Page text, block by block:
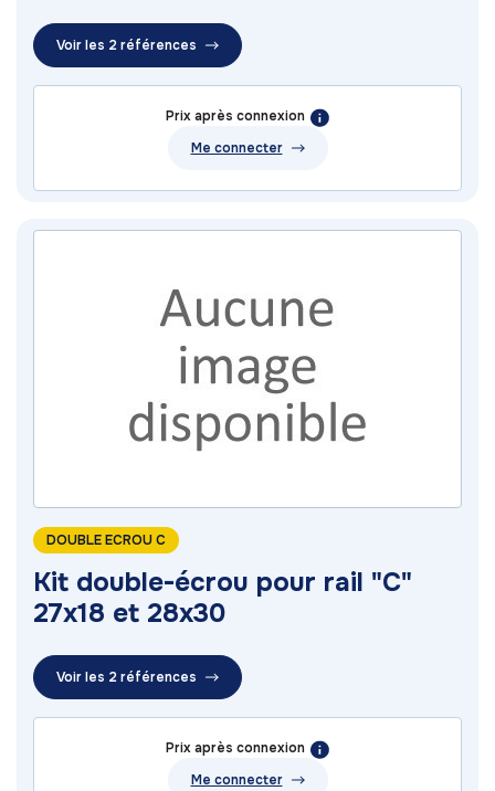
Voir les 2 références
Prix après connexion
Me connecter
DOUBLE ECROU C
Kit double-écrou pour rail "C"
27x18 et 28x30
Voir les 2 références
Prix après connexion
Me connecter